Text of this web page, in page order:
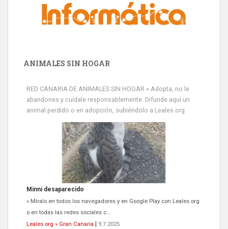
ANIMALES SIN HOGAR
RED CANARIA DE ANIMALES SIN HOGAR » Adopta, no le
abandones y cuídale responsablemente. Difunde aquí un
animal perdido o en adopción, subiéndolo a Leales.org
Minni desaparecido
» Míralo en todos los navegadores y en Google Play con Leales.org
o en todas las redes sociales c...
Leales.org » Gran Canaria
9.7.2025